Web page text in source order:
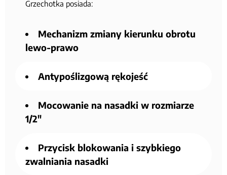
Grzechotka posiada:
Mechanizm zmiany kierunku obrotu
lewo-prawo
Antypoślizgową rękojeść
Mocowanie na nasadki w rozmiarze
1/2"
Przycisk blokowania i szybkiego
zwalniania nasadki